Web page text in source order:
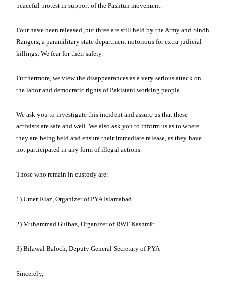
peaceful protest in support of the Pashtun movement.
Four have been released, but three are still held by the Army and Sindh
Rangers, a paramilitary state department notorious for extra-judicial
killings. We fear for their safety.
Furthermore, we view the disappearances as a very serious attack on
the labor and democratic rights of Pakistani working people.
We ask you to investigate this incident and assure us that these
activists are safe and well. We also ask you to inform us as to where
they are being held and ensure their immediate release, as they have
not participated in any form of illegal actions.
Those who remain in custody are:
1) Umer Riaz, Organizer of PYA Islamabad
2) Muhammad Gulbaz, Organizer of RWF Kashmir
3) Bilawal Baloch, Deputy General Secretary of PYA
Sincerely,